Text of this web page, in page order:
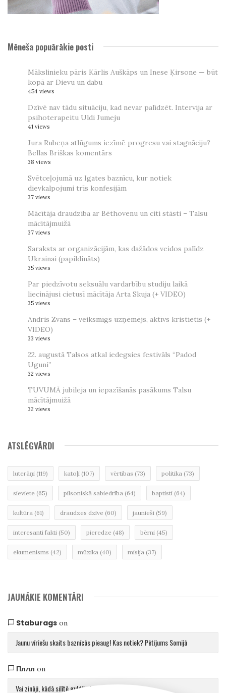
Mēneša popuārākie posti
Mākslinieku pāris Kārlis Auškāps un Inese Ķirsone — būt
kopā ar Dievu un dabu
454 views
Dzīvē nav tādu situāciju, kad nevar palīdzēt. Intervija ar
psihoterapeitu Uldi Jumeju
41 views
Jura Rubeņa atlūgums iezīmē progresu vai stagnāciju?
Bellas Briškas komentārs
38 views
Svētceļojumā uz Igates baznīcu, kur notiek
dievkalpojumi trīs konfesijām
37 views
Mācītāja draudzība ar Bēthovenu un citi stāsti – Talsu
mācītājmuižā
37 views
Saraksts ar organizācijām, kas dažādos veidos palīdz
Ukrainai (papildināts)
35 views
Par piedzīvotu seksuālu vardarbību studiju laikā
liecinājusi cietusī mācītāja Arta Skuja (+ VIDEO)
35 views
Andris Zvans – veiksmīgs uzņēmējs, aktīvs kristietis (+
VIDEO)
33 views
22. augustā Talsos atkal iedegsies festivāls “Padod
Uguni”
32 views
TUVUMĀ jubileja un iepazīšanās pasākums Talsu
mācītājmuižā
32 views
ATSLĒGVĀRDI
luterāņi (119) katoļi (107) vērtības (73) politika (73)
sieviete (65) pilsoniskā sabiedrība (64) baptisti (64)
kultūra (61) draudzes dzīve (60) jaunieši (59)
interesanti fakti (50) pieredze (48) bērni (45)
ekumenisms (42) mūzika (40) misija (37)
JAUNĀKIE KOMENTĀRI
Staburagson
Jaunu vīriešu skaits baznīcās pieaug! Kas notiek? Pētījums Somijā
Пллл on
Vai zināji, kādā silītē guldīja Jēzu?